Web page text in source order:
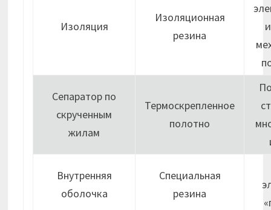
Изоляция
Изоляционная
резина
Сепаратор по
скрученным
жилам
Термоскрепленное
полотно
Внутренняя
оболочка
Специальная
резина